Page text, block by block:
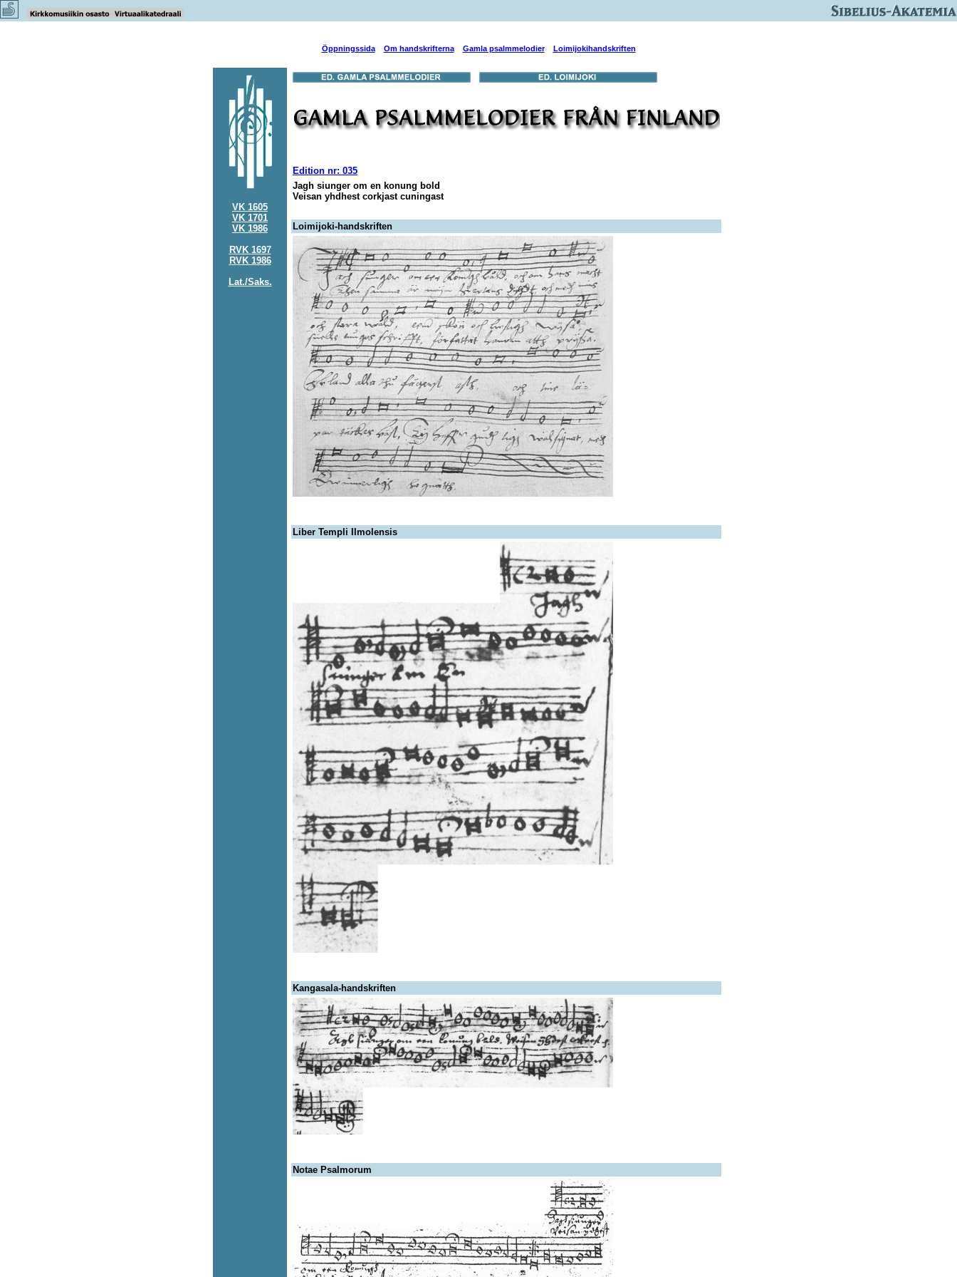
Öppningssida Om handskrifterna Gamla psalmmelodier Loimijokihandskriften
VK 1605
VK 1701
VK 1986
RVK 1697
RVK 1986
Lat./Saks.
Edition nr: 035
Jagh siunger om en konung bold
Veisan yhdhest corkjast cuningast
Loimijoki-handskriften
Liber Templi Ilmolensis
Kangasala-handskriften
Notae Psalmorum